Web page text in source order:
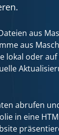
aus
aus
lokal oder
abrufen
in eine